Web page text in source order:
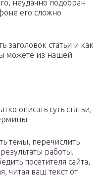
неудачно подобран
его сложно
заголовок статьи и как
можете из нашей
описать суть статьи,
темы, перечислить
работы.
посетителя сайта,
читая ваш текст от